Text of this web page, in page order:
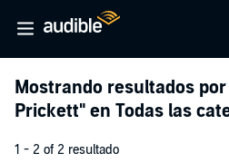
Mostrando resultados
Prickett" en Todas las
1 - 2 of 2 resultado